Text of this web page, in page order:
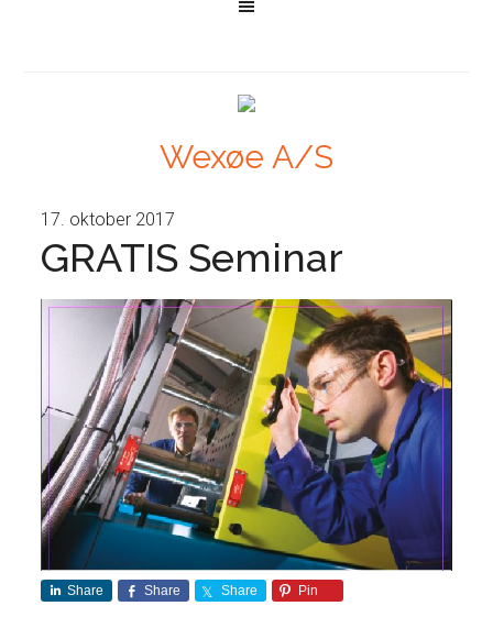
Wexøe A/S
17. oktober 2017
GRATIS Seminar
Share Share Share Pin